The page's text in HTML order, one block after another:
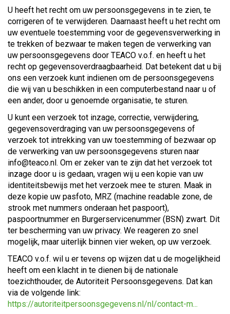
U heeft het recht om uw persoonsgegevens in te zien, te
corrigeren of te verwijderen. Daarnaast heeft u het recht om
uw eventuele toestemming voor de gegevensverwerking in
te trekken of bezwaar te maken tegen de verwerking van
uw persoonsgegevens door TEACO v.o.f. en heeft u het
recht op gegevensoverdraagbaarheid. Dat betekent dat u bij
ons een verzoek kunt indienen om de persoonsgegevens
die wij van u beschikken in een computerbestand naar u of
een ander, door u genoemde organisatie, te sturen.
U kunt een verzoek tot inzage, correctie, verwijdering,
gegevensoverdraging van uw persoonsgegevens of
verzoek tot intrekking van uw toestemming of bezwaar op
de verwerking van uw persoonsgegevens sturen naar
info@teaco.nl. Om er zeker van te zijn dat het verzoek tot
inzage door u is gedaan, vragen wij u een kopie van uw
identiteitsbewijs met het verzoek mee te sturen. Maak in
deze kopie uw pasfoto, MRZ (machine readable zone, de
strook met nummers onderaan het paspoort),
paspoortnummer en Burgerservicenummer (BSN) zwart. Dit
ter bescherming van uw privacy. We reageren zo snel
mogelijk, maar uiterlijk binnen vier weken, op uw verzoek.
TEACO v.o.f. wil u er tevens op wijzen dat u de mogelijkheid
heeft om een klacht in te dienen bij de nationale
toezichthouder, de Autoriteit Persoonsgegevens. Dat kan
via de volgende link:
https://autoriteitpersoonsgegevens.nl/nl/contact-m...